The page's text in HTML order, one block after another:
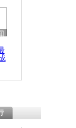
车